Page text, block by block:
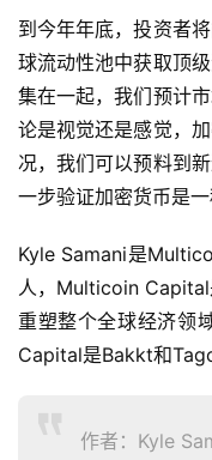
到今年年底，投资者
球流动性池中获取顶
集在一起，我们预计
论是视觉还是感觉，
况，我们可以预料到
一步验证加密货币是
Kyle Samani是
人，Multicoin Capital
重塑整个全球经济领
Capital是Bakkt和
作者：Kyle